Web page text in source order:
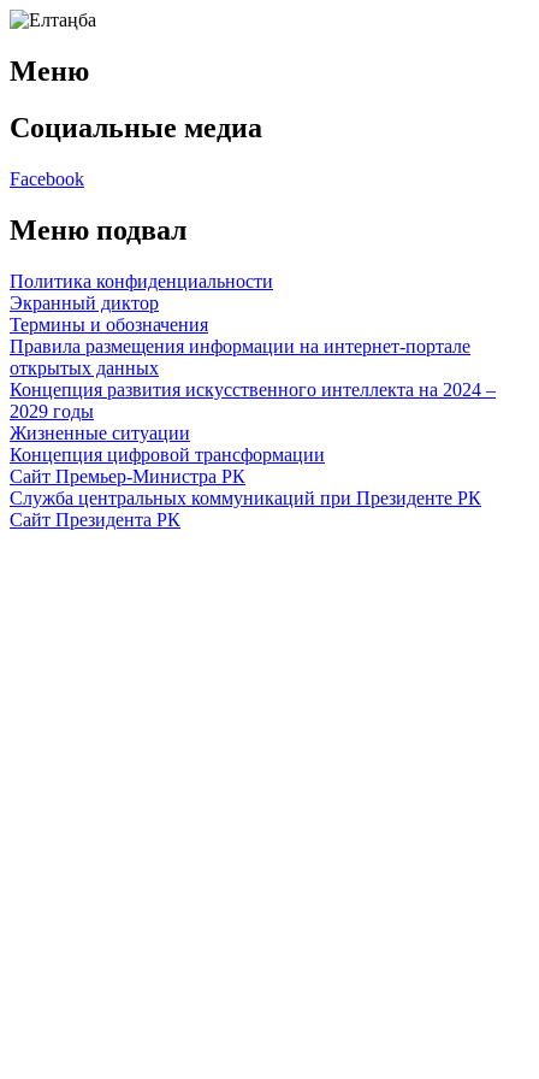
Меню
Социальные медиа
Facebook
Меню подвал
Политика конфиденциальности
Экранный диктор
Термины и обозначения
Правила размещения информации на интернет-портале
открытых данных
Концепция развития искусственного интеллекта на 2024 –
2029 годы
Жизненные ситуации
Концепция цифровой трансформации
Сайт Премьер-Министра РК
Служба центральных коммуникаций при Президенте РК
Сайт Президента РК